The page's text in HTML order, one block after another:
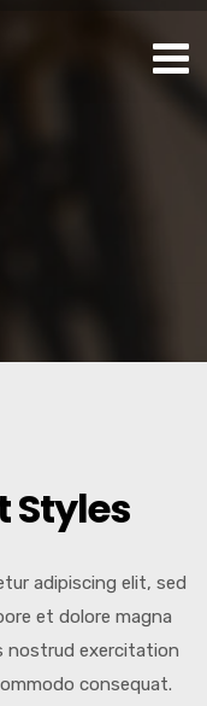
Styles
adipiscing elit, sed
et dolore magna
nostrud exercitation
consequat.